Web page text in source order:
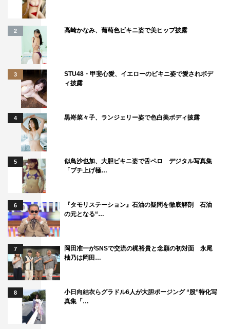
2 高崎かなみ、葡萄色ビキニ姿で美ヒップ披露
3
STU48・甲斐心愛、イエローのビキニ姿で愛されボデ
ィ披露
4 黒嵜菜々子、ランジェリー姿で色白美ボディ披露
5
似鳥沙也加、大胆ビキニ姿で舌ペロ デジタル写真集
「ブチ上げ極…
6
『タモリステーション』石油の疑問を徹底解剖 石油
の元となる“…
7
岡田准一がSNSで交流の梶裕貴と念願の初対面 永尾
柚乃は岡田…
8
小日向結衣らグラドル6人が大胆ポージング “股”特化写
真集「…